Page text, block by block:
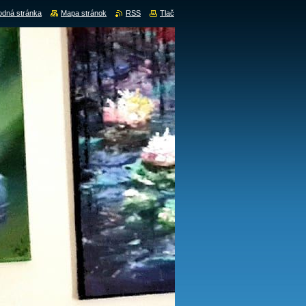
stránka Mapa stránok RSS Tlač